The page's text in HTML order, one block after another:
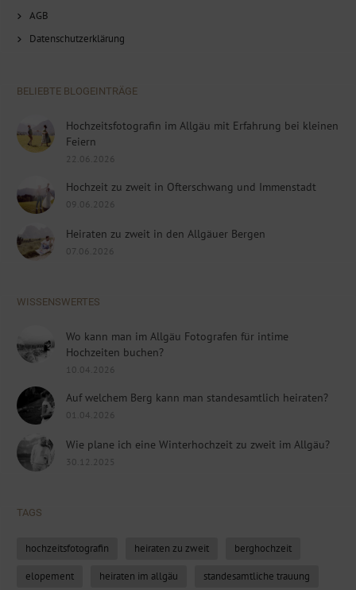
AGB
Datenschutzerklärung
BELIEBTE BLOGEINTRÄGE
Hochzeitsfotografin im Allgäu mit Erfahrung bei kleinen
Feiern
22.06.2026
Hochzeit zu zweit in Ofterschwang und Immenstadt
09.06.2026
Heiraten zu zweit in den Allgäuer Bergen
07.06.2026
WISSENSWERTES
Wo kann man im Allgäu Fotografen für intime
Hochzeiten buchen?
10.04.2026
Auf welchem Berg kann man standesamtlich heiraten?
01.04.2026
Wie plane ich eine Winterhochzeit zu zweit im Allgäu?
30.12.2025
TAGS
hochzeitsfotografin heiraten zu zweit berghochzeit
elopement heiraten im allgäu standesamtliche trauung